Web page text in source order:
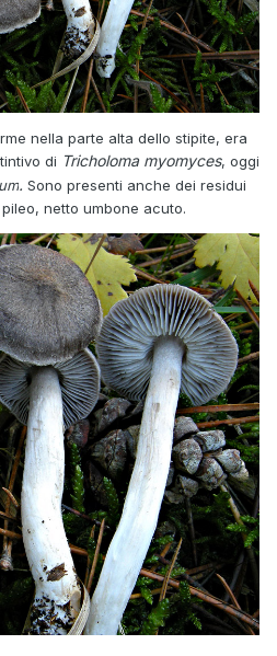
nella parte alta dello stipite, era
di Tricholoma myomyces, oggi
. Sono presenti anche dei residui
netto umbone acuto.